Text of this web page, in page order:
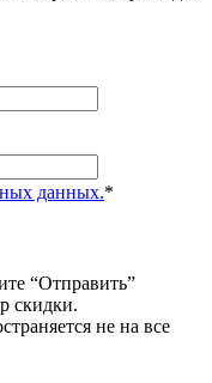
данных.*
“Отправить”
скидки.
не на все